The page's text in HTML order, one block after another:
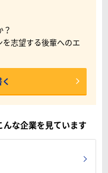
？
志望する後輩へのエ
な企業を見ています